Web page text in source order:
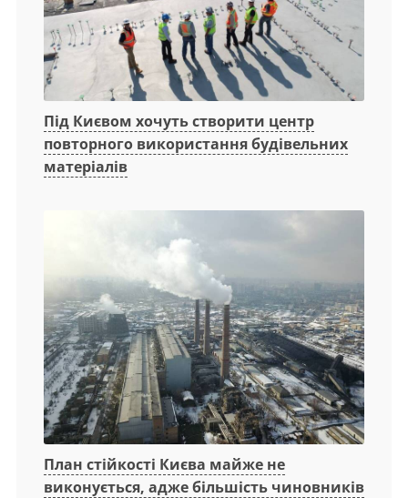
Під Києвом хочуть створити центр
повторного використання будівельних
матеріалів
План стійкості Києва майже не
виконується, адже більшість чиновників